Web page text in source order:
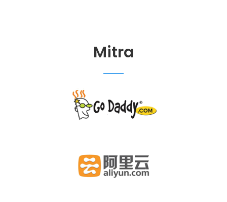
Mitra